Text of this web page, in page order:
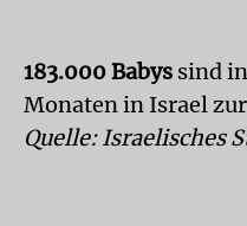
183.000 Babys sind
Monaten in Israel
Quelle: Israelisches